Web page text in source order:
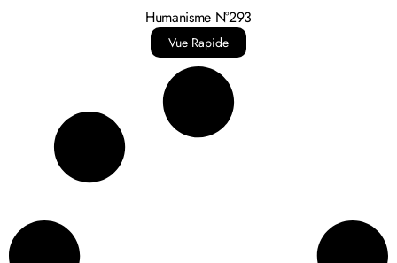
Humanisme N°293
Vue Rapide